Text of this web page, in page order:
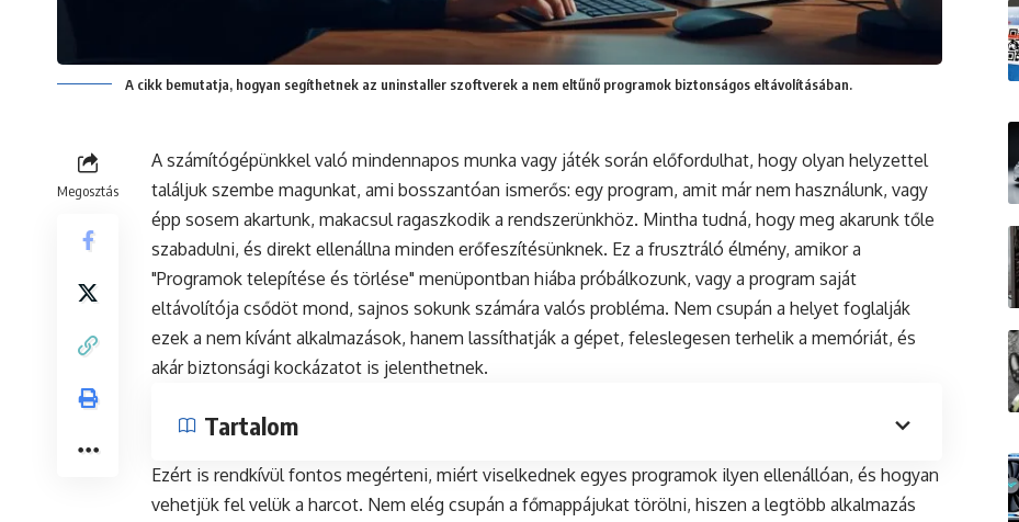
A cikk bemutatja, hogyan segíthetnek az uninstaller szoftverek a nem eltűnő programok biztonságos eltávolításában.
Megosztás
A számítógépünkkel való mindennapos munka vagy játék során előfordulhat, hogy olyan helyzettel
találjuk szembe magunkat, ami bosszantóan ismerős: egy program, amit már nem használunk, vagy
épp sosem akartunk, makacsul ragaszkodik a rendszerünkhöz. Mintha tudná, hogy meg akarunk tőle
szabadulni, és direkt ellenállna minden erőfeszítésünknek. Ez a frusztráló élmény, amikor a
"Programok telepítése és törlése" menüpontban hiába próbálkozunk, vagy a program saját
eltávolítója csődöt mond, sajnos sokunk számára valós probléma. Nem csupán a helyet foglalják
ezek a nem kívánt alkalmazások, hanem lassíthatják a gépet, feleslegesen terhelik a memóriát, és
akár biztonsági kockázatot is jelenthetnek.
Tartalom
Ezért is rendkívül fontos megérteni, miért viselkednek egyes programok ilyen ellenállóan, és hogyan
vehetjük fel velük a harcot. Nem elég csupán a főmappájukat törölni, hiszen a legtöbb alkalmazás